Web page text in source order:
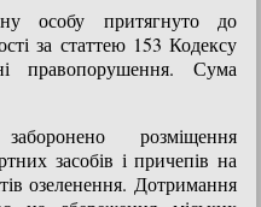
особу притягнуто до
за статтею 153 Кодексу
правопорушення. Сума
розміщення
засобів і причепів на
озеленення. Дотримання